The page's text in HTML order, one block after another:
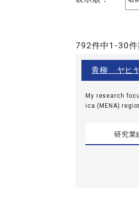
792件中1-30件
青柳 ヤヒ
My research
ica (MENA)
研究業